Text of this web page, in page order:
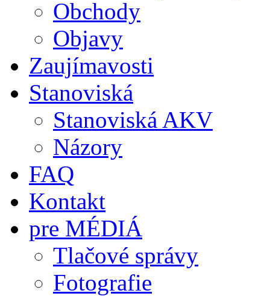
Obchody
Objavy
Zaujímavosti
Stanoviská
Stanoviská AKV
Názory
FAQ
Kontakt
pre MÉDIÁ
Tlačové správy
Fotografie